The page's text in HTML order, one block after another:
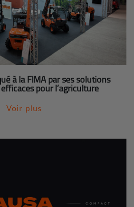
à la FIMA par ses solutions
pour l’agriculture
Voir plus